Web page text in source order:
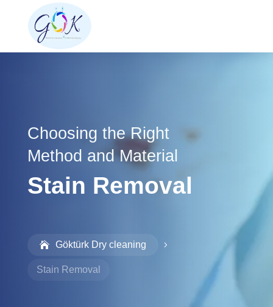
Choosing the Right
Method and Material
Stain Removal
Göktürk Dry cleaning 5
Stain Removal